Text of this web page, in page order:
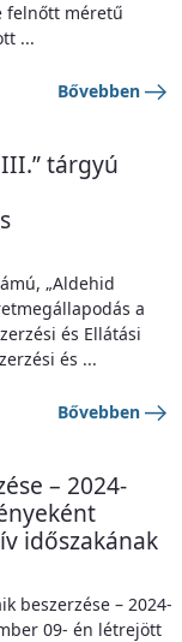
felnőtt méretű
...
Bővebben
tárgyú
„Aldehid
a
és Ellátási
és ...
Bővebben
– 2024-
időszakának
beszerzése – 2024-
09- én létrejött